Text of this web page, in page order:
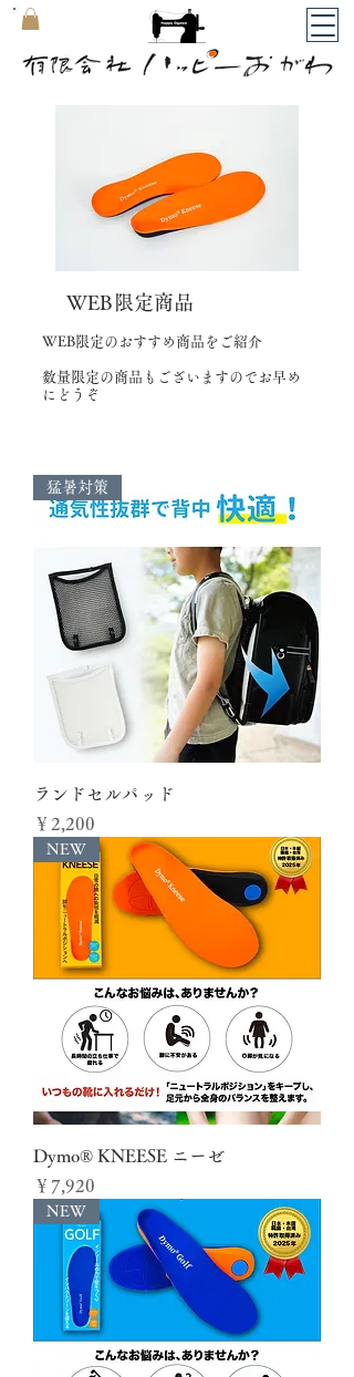
WEB限定商品
WEB限定のおすすめ商品をご紹介
数量限定の商品もございますのでお早め
にどうぞ
猛暑対策
ランドセルパッド
価格
￥2,200
NEW
Dymo® KNEESE ニーゼ
価格
￥7,920
NEW